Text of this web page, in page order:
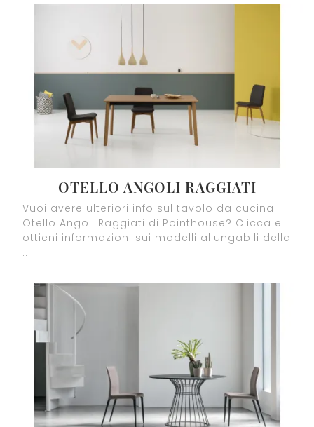
OTELLO ANGOLI RAGGIATI
Vuoi avere ulteriori info sul tavolo da cucina
Otello Angoli Raggiati di Pointhouse? Clicca e
ottieni informazioni sui modelli allungabili della
...